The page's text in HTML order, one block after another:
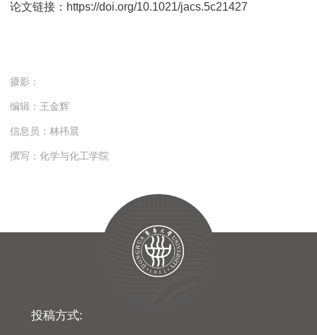
论文链接：https://doi.org/10.1021/jacs.5c21427
摄影：
编辑：王金辉
信息员：林祎晨
撰写：化学与化工学院
投稿方式: